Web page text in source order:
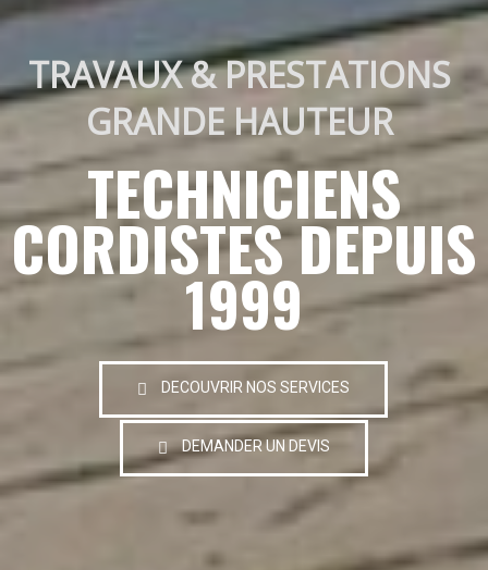
TRAVAUX & PRESTATIONS
GRANDE HAUTEUR
TECHNICIENS
CORDISTES DEPUIS
1999
DECOUVRIR NOS SERVICES
DEMANDER UN DEVIS